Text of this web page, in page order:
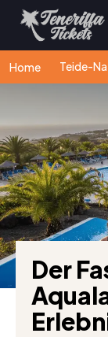
Home Teide-
Der